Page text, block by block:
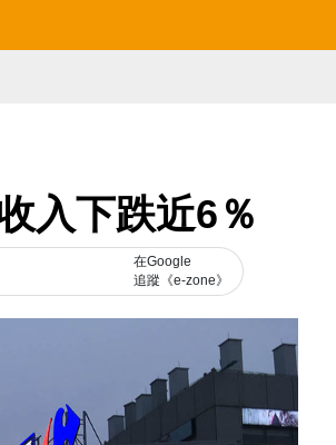
入下跌近6％
在Google
追蹤《e-zone》